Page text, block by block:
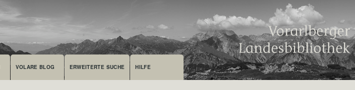
VOLARE BLOG ERWEITERTE SUCHE HILFE